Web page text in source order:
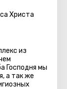
Христа
из
Господня мы
а так же